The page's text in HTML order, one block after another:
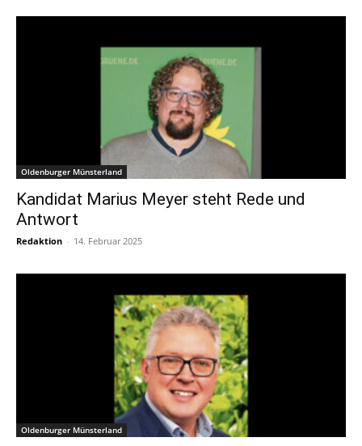
Oldenburger Münsterland
Kandidat Marius Meyer steht Rede und
Antwort
Redaktion - 14. Februar 2025
Oldenburger Münsterland